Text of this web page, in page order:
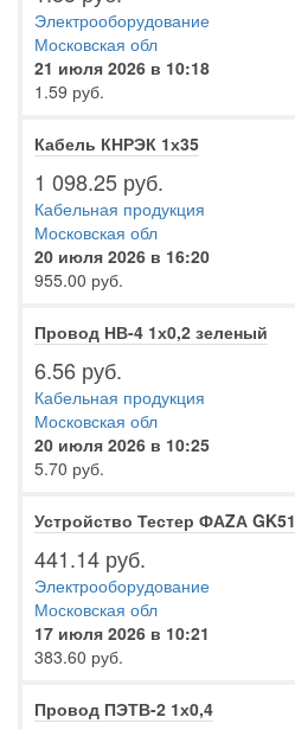
Электрооборудование
Московская обл
21 июля 2026 в 10:18
1.59 руб.
Кабель КНРЭК 1х35
1 098.25 руб.
Кабельная продукция
Московская обл
20 июля 2026 в 16:20
955.00 руб.
Провод НВ-4 1х0,2 зеленый
6.56 руб.
Кабельная продукция
Московская обл
20 июля 2026 в 10:25
5.70 руб.
Устройство Тестер ФАZА GK51
441.14 руб.
Электрооборудование
Московская обл
17 июля 2026 в 10:21
383.60 руб.
Провод ПЭТВ-2 1х0,4